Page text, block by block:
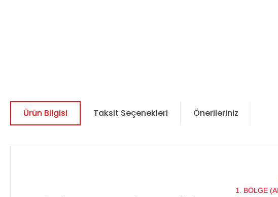
Ürün Bilgisi Taksit Seçenekleri Önerileriniz
1. BÖLGE